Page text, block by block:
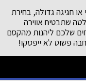
חגיגה גדולה, בחירת
שתבטיח אווירה
שלכם ליהנות מהקסם
פשוט לא ייפסקו!